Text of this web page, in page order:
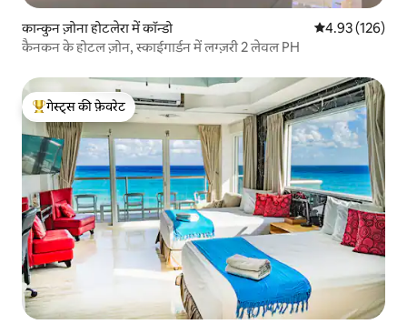
कान्कुन ज़ोना होटलेरा में कॉन्डो औसत रेटिंग 5 में से
4.93 (126)
कैनकन के होटल ज़ोन, स्काईगार्डन में लग्ज़री 2 लेवल PH
गेस्ट्स का टॉप फ़ेवरेट
गेस्ट्स की फ़ेवरेट